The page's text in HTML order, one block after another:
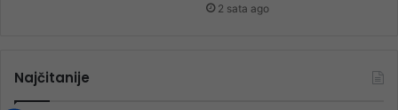
2 sata ago
Najčitanije